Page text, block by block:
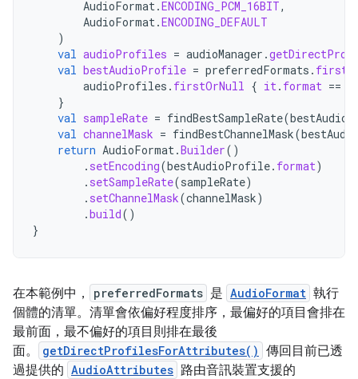
AudioFormat.ENCODING_PCM_16BIT,
AudioFormat.ENCODING_DEFAULT
)
val audioProfiles = audioManager .
val bestAudioProfile = preferredFormats .
audioProfiles . firstOrNull { it. format ==
}
val sampleRate = findBestSampleRate(
val channelMask = findBestChannelMask(
return AudioFormat.Builder()
. setEncoding(bestAudioProfile. format)
. setSampleRate(sampleRate)
. setChannelMask(channelMask)
.build()
}
在本範例中， preferredFormats 是 AudioFormat 執行
個體的清單。清單會依偏好程度排序，最偏好的項目會排在
最前面，最不偏好的項目則排在最後
面。
getDirectProfilesForAttributes() 傳回目前已透
過提供的 AudioAttributes 路由音訊裝置支援的